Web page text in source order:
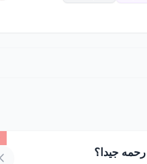
جيدا؟